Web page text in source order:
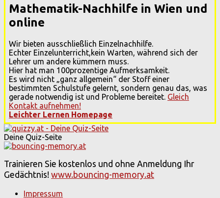
Mathematik-Nachhilfe in Wien und
online
Wir bieten ausschließlich Einzelnachhilfe.
Echter Einzelunterricht,kein Warten, während sich der
Lehrer um andere kümmern muss.
Hier hat man 100prozentige Aufmerksamkeit.
Es wird nicht „ganz allgemein“ der Stoff einer
bestimmten Schulstufe gelernt, sondern genau das, was
gerade notwendig ist und Probleme bereitet. Gleich
Kontakt aufnehmen!
Leichter Lernen Homepage
Deine Quiz-Seite
Trainieren Sie kostenlos und ohne Anmeldung Ihr
Gedächtnis! www.bouncing-memory.at
Impressum